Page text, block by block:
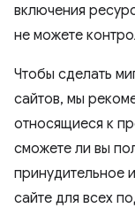
включения
не можете
Чтобы сделать
сайтов, мы
относящиеся к
сможете ли вы
принудительное
сайте для всех